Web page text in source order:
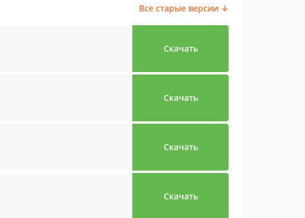
Все старые версии ↓
Скачать
Скачать
Скачать
Скачать